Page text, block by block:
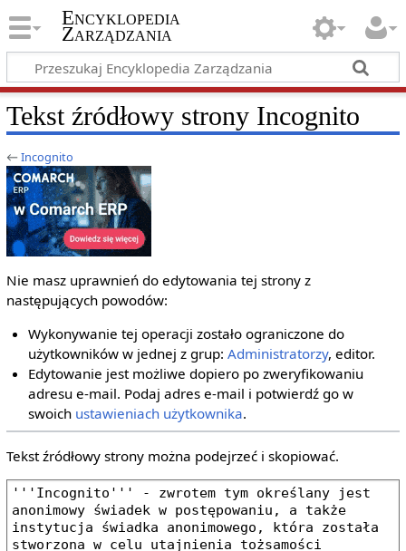
Encyklopedia
Zarządzania
Tekst źródłowy strony Incognito
←Incognito
Nie masz uprawnień do edytowania tej strony z
następujących powodów:
Wykonywanie tej operacji zostało ograniczone do
użytkowników w jednej z grup:Administratorzy, editor.
Edytowanie jest możliwe dopiero po zweryfikowaniu
adresu e‐mail. Podaj adres e‐mail i potwierdź go w
swoich ustawieniach użytkownika.
Tekst źródłowy strony można podejrzeć i skopiować.